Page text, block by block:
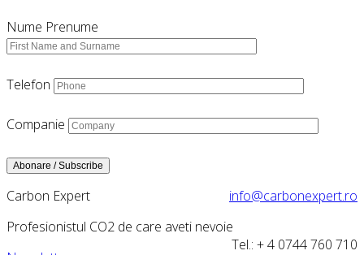
Nume Prenume
Telefon
Companie
Carbon Expert
info@carbonexpert.ro
Profesionistul CO2 de care aveti nevoie
Tel.: + 4 0744 760 710